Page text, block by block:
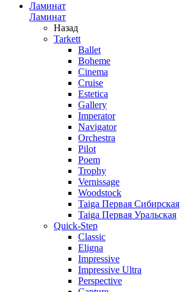
Ламинат
Ламинат
Назад
Tarkett
Ballet
Boheme
Cinema
Cruise
Estetica
Gallery
Imperator
Navigator
Orchestra
Pilot
Poem
Trophy
Vernissage
Woodstock
Taiga Первая Сибирская
Taiga Первая Уральская
Quick-Step
Classic
Eligna
Impressive
Impressive Ultra
Perspective